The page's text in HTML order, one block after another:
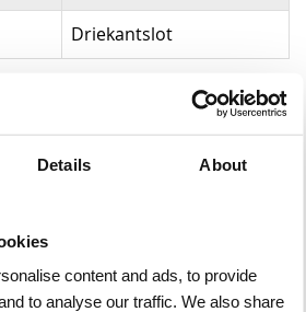
Details About
content and ads, to provide
to analyse our traffic. We also share
Driekantslot